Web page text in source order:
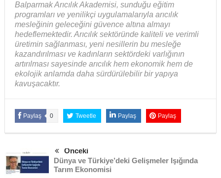
Balparmak Arıcılık Akademisi, sunduğu eğitim
programları ve yenilikçi uygulamalarıyla arıcılık
mesleğinin geleceğini güvence altına almayı
hedeflemektedir. Arıcılık sektöründe kaliteli ve verimli
üretimin sağlanması, yeni nesillerin bu mesleğe
kazandırılması ve kadınların sektördeki varlığının
artırılması sayesinde arıcılık hem ekonomik hem de
ekolojik anlamda daha sürdürülebilir bir yapıya
kavuşacaktır.
Paylaş 0 Tweetle Paylaş Paylaş
Önceki
Dünya ve Türkiye’deki Gelişmeler Işığında
Tarım Ekonomisi